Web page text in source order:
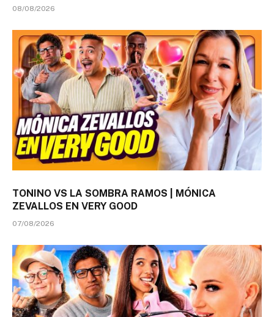
08/08/2026
TONINO VS LA SOMBRA RAMOS | MÓNICA
ZEVALLOS EN VERY GOOD
07/08/2026